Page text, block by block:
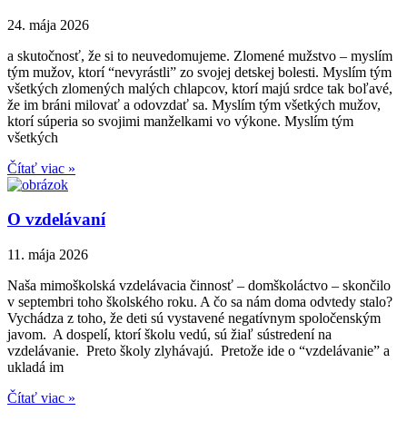
24. mája 2026
a skutočnosť, že si to neuvedomujeme. Zlomené mužstvo – myslím
tým mužov, ktorí “nevyrástli” zo svojej detskej bolesti. Myslím tým
všetkých zlomených malých chlapcov, ktorí majú srdce tak boľavé,
že im bráni milovať a odovzdať sa. Myslím tým všetkých mužov,
ktorí súperia so svojimi manželkami vo výkone. Myslím tým
všetkých
Čítať viac »
O vzdelávaní
11. mája 2026
Naša mimoškolská vzdelávacia činnosť – domškoláctvo – skončilo
v septembri toho školského roku. A čo sa nám doma odvtedy stalo?
Vychádza z toho, že deti sú vystavené negatívnym spoločenským
javom. A dospelí, ktorí školu vedú, sú žiaľ sústredení na
vzdelávanie. Preto školy zlyhávajú. Pretože ide o “vzdelávanie” a
ukladá im
Čítať viac »